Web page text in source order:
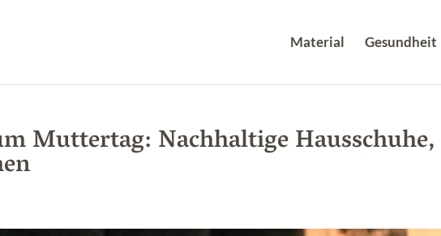
Material Gesundheit
Muttertag: Nachhaltige Hausschuhe,